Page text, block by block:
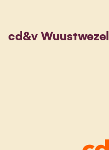
cd&v Wuustwezel